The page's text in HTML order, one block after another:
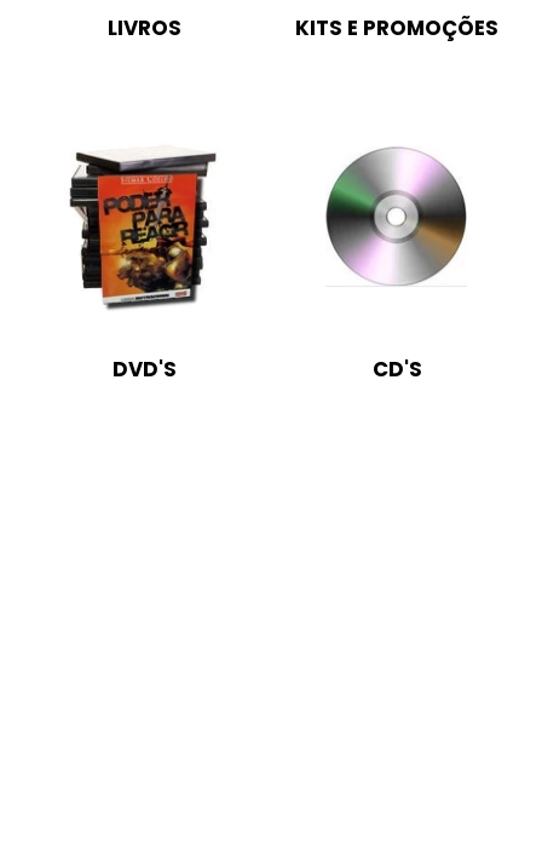
LIVROS KITS E PROMOÇÕES
DVD'S CD'S